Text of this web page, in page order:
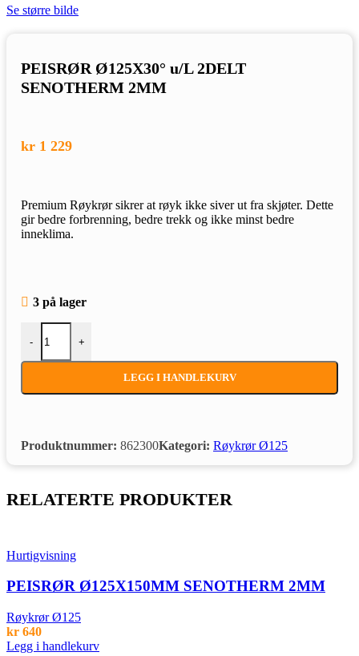
Se større bilde
PEISRØR Ø125X30° u/L 2DELT
SENOTHERM 2MM
kr 1 229
Premium Røykrør sikrer at røyk ikke siver ut fra skjøter. Dette
gir bedre forbrenning, bedre trekk og ikke minst bedre
inneklima.
3 på lager
-
PEISRØR Ø125X30° u/L 2DELT SENOTHERM 2MM antall
+
LEGG I HANDLEKURV
Produktnummer: 862300Kategori: Røykrør Ø125
RELATERTE PRODUKTER
Hurtigvisning
PEISRØR Ø125X150MM SENOTHERM 2MM
Røykrør Ø125
kr 640
Legg i handlekurv